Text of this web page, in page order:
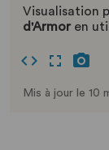
Visualisation
d'Armor en
Mis à jour le 10